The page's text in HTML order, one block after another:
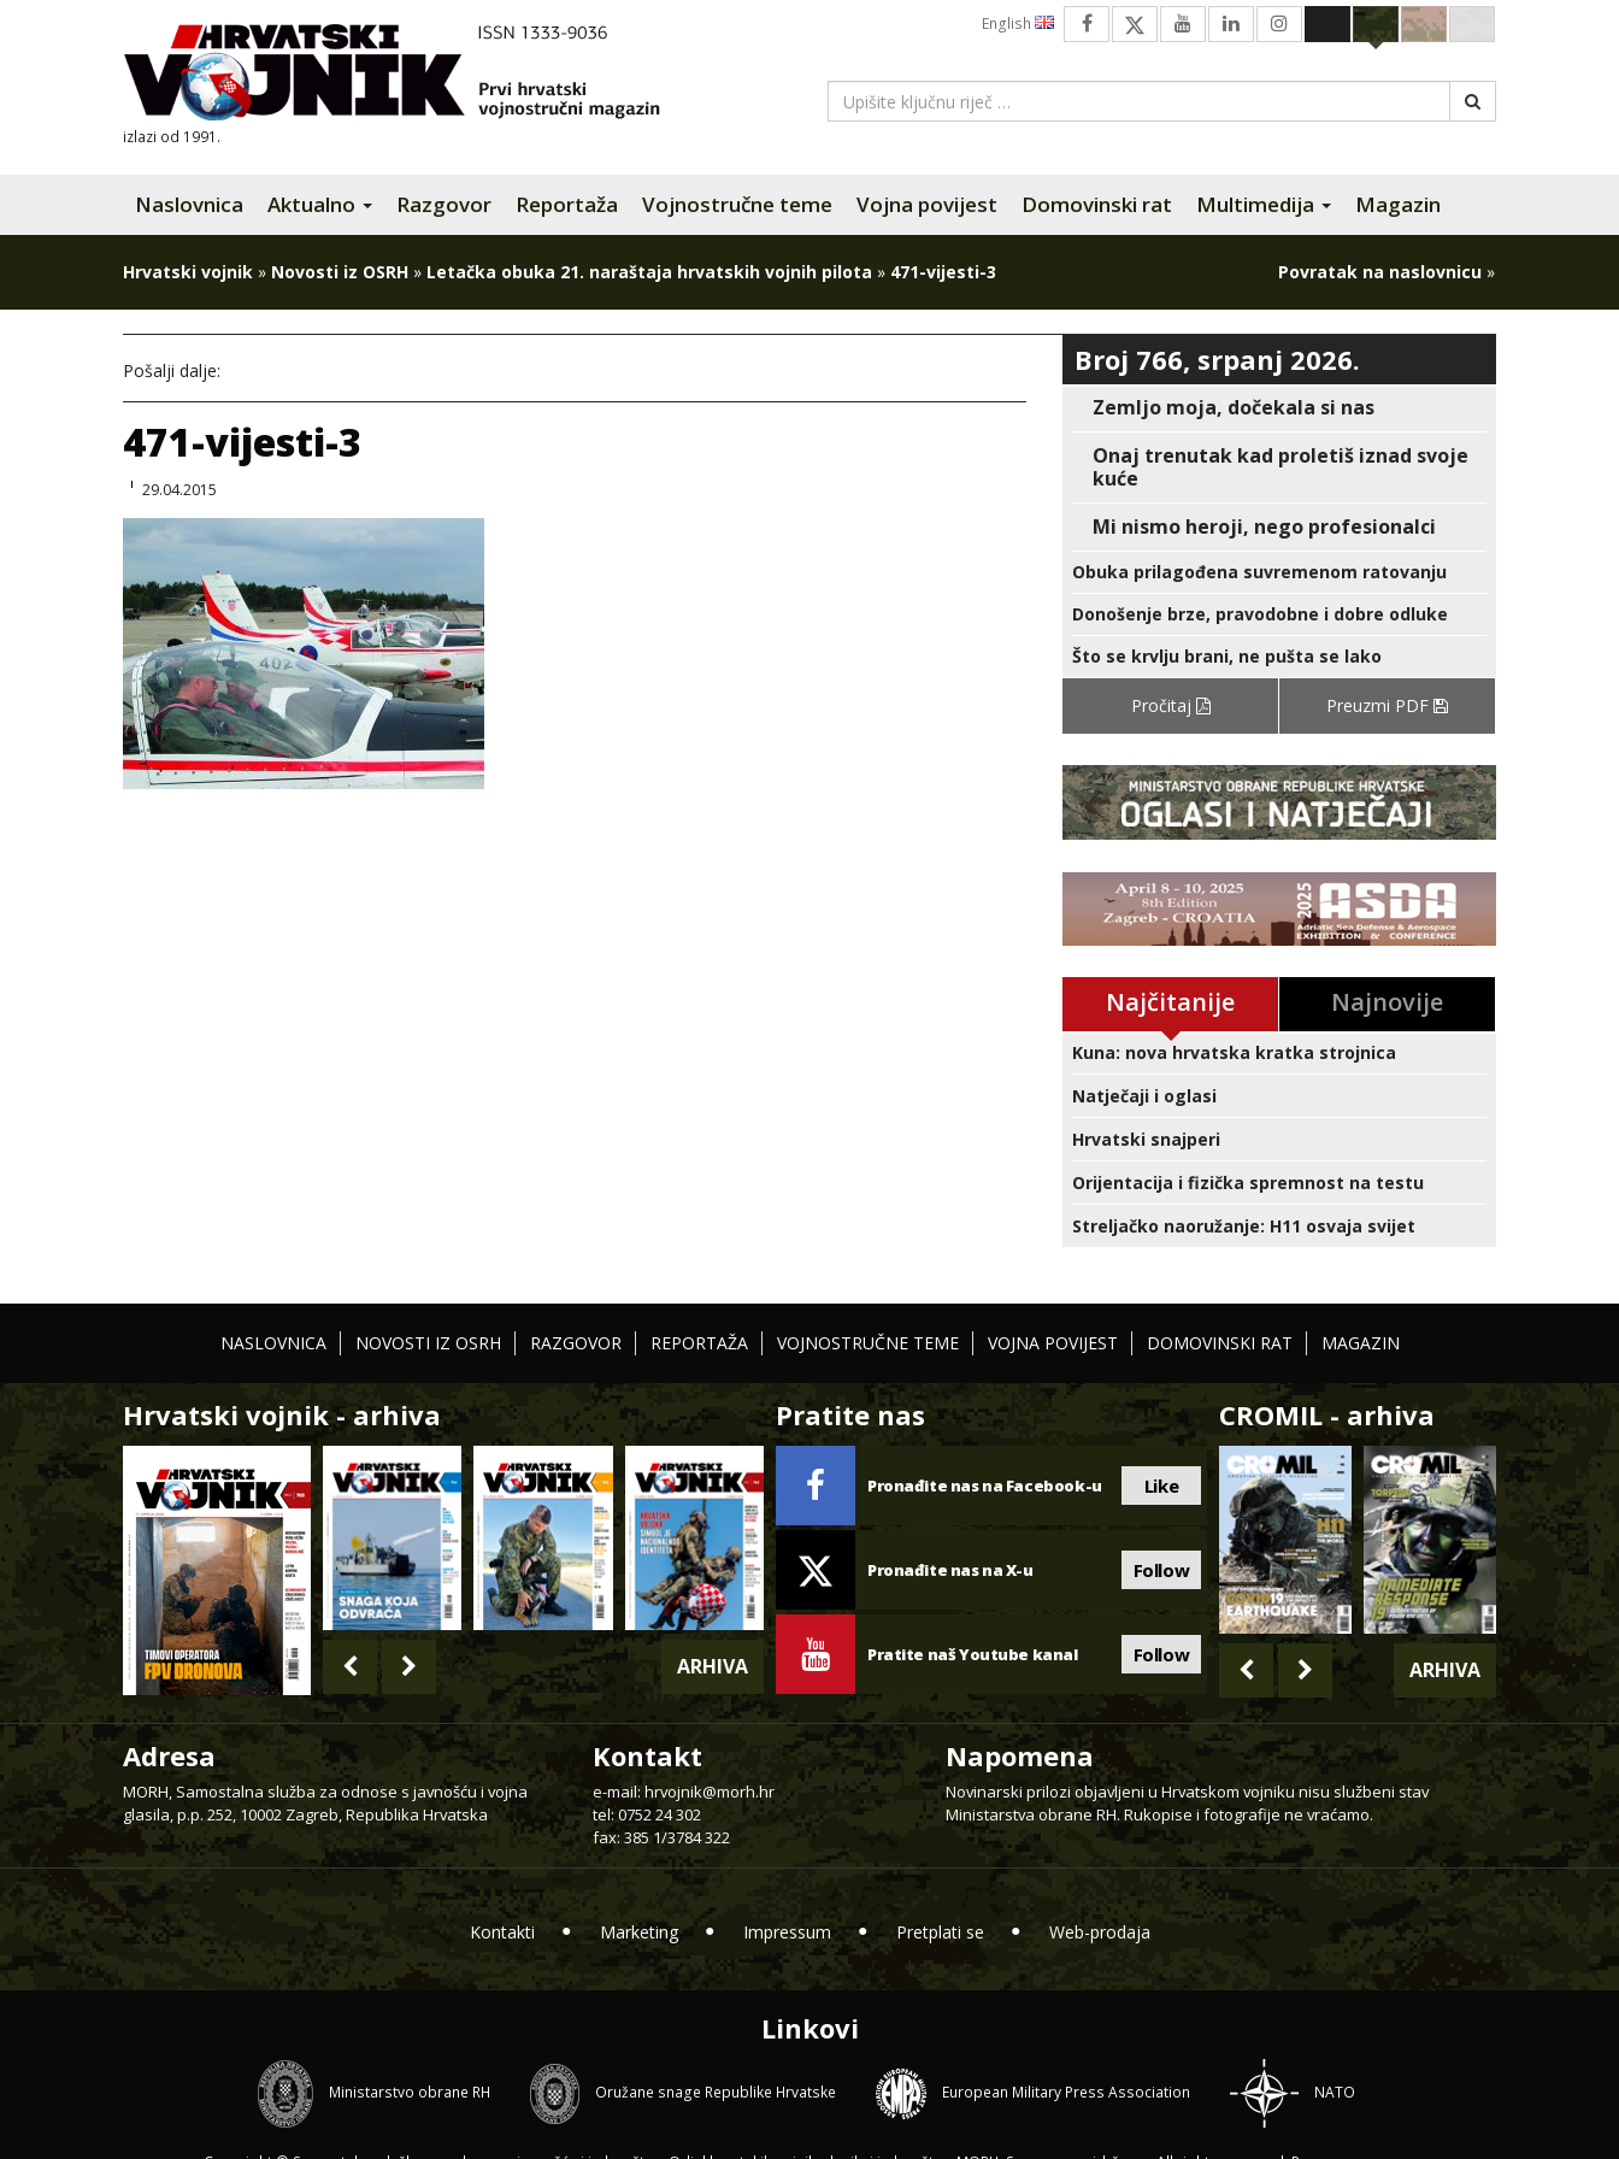
izlazi od 1991.
English
Naslovnica Aktualno Razgovor Reportaža Vojnostručne teme Vojna povijest Domovinski rat Multimedija Magazin
Hrvatski vojnik » Novosti iz OSRH » Letačka obuka 21. naraštaja hrvatskih vojnih pilota » 471-vijesti-3 Povratak na naslovnicu »
Pošalji dalje:
471-vijesti-3
29.04.2015
Broj 766, srpanj 2026.
Zemljo moja, dočekala si nas
Onaj trenutak kad proletiš iznad svoje
kuće
Mi nismo heroji, nego profesionalci
Obuka prilagođena suvremenom ratovanju
Donošenje brze, pravodobne i dobre odluke
Što se krvlju brani, ne pušta se lako
Pročitaj Preuzmi PDF
Najčitanije Najnovije
Kuna: nova hrvatska kratka strojnica
Natječaji i oglasi
Hrvatski snajperi
Orijentacija i fizička spremnost na testu
Streljačko naoružanje: H11 osvaja svijet
NASLOVNICA NOVOSTI IZ OSRH RAZGOVOR REPORTAŽA VOJNOSTRUČNE TEME VOJNA POVIJEST DOMOVINSKI RAT MAGAZIN
Hrvatski vojnik - arhiva
ARHIVA
Pratite nas
Pronađite nas na Facebook-u Like
Pronađite nas na X-u Follow
Pratite naš Youtube kanal Follow
CROMIL - arhiva
ARHIVA
Adresa
MORH, Samostalna služba za odnose s javnošću i vojna
glasila, p.p. 252, 10002 Zagreb, Republika Hrvatska
Kontakt
e-mail: hrvojnik@morh.hr
tel: 0752 24 302
fax: 385 1/3784 322
Napomena
Novinarski prilozi objavljeni u Hrvatskom vojniku nisu službeni stav
Ministarstva obrane RH. Rukopise i fotografije ne vraćamo.
Kontakti Marketing Impressum Pretplati se Web-prodaja
Linkovi
Ministarstvo obrane RH Oružane snage Republike Hrvatske European Military Press Association NATO